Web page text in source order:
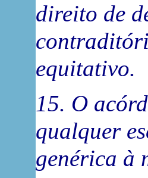
direito de
equitativo.
15. O
qualquer
genérica à